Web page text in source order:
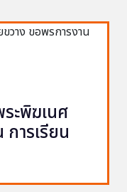
ะพิฆเนศ
ารเรียน